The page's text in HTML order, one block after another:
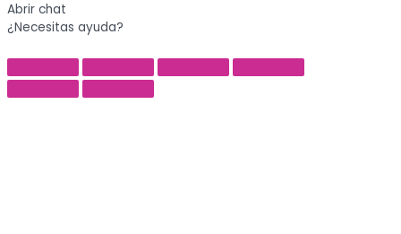
Abrir chat
¿Necesitas ayuda?